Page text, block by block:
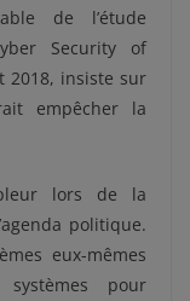
de l’étude
Security of
2018, insiste sur
empêcher la
lors de la
politique.
eux-mêmes
pour